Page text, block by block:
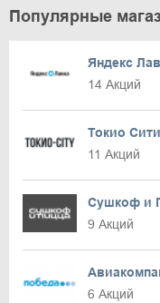
Популярные
Яндекс
14 Акций
Токио Сити
11 Акций
Сушкоф и
9 Акций
6 Акций